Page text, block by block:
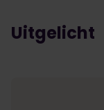
Uitgelicht